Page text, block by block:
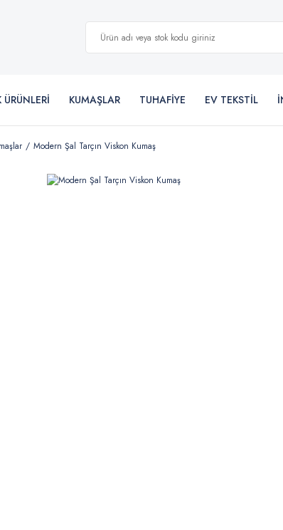
ÜRÜNLERİ KUMAŞLAR TUHAFİYE EV TEKSTİL
Modern Şal Tarçın Viskon Kumaş